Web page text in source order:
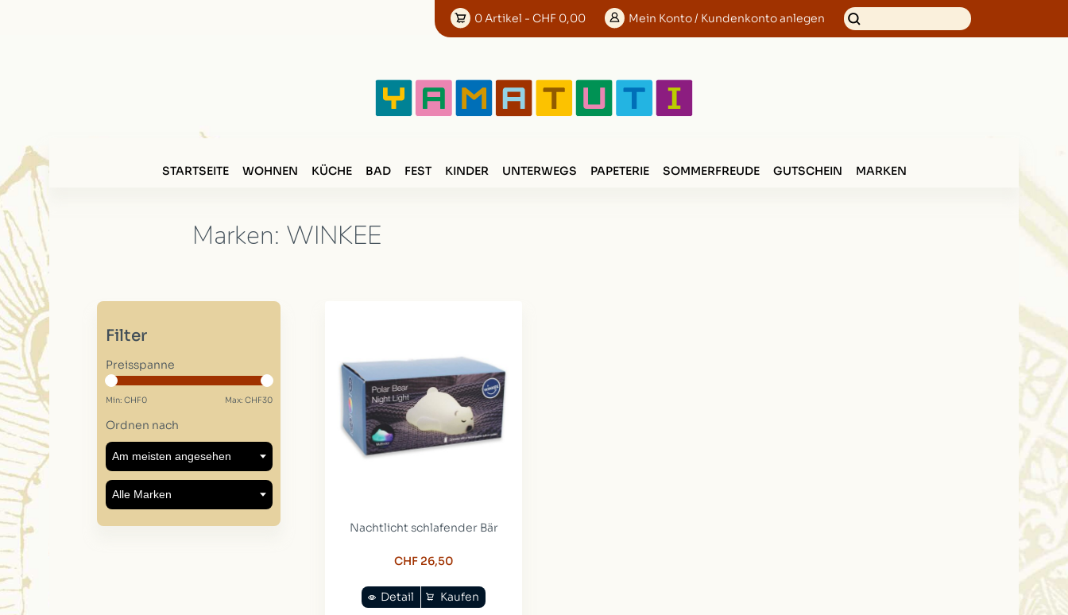
0Artikel - CHF 0,00 Mein Konto/ Kundenkonto anlegen
STARTSEITE WOHNEN KÜCHE BAD FEST KINDER UNTERWEGS PAPETERIE SOMMERFREUDE GUTSCHEIN MARKEN
Marken: WINKEE
Filter
Preisspanne
Min: CHF0 Max: CHF30
Ordnen nach
Nachtlicht schlafender Bär
CHF 26,50
Kaufen
Detail